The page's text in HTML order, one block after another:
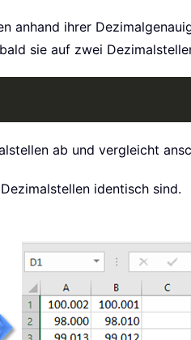
anhand ihrer
sie auf zwei
ab und vergleicht
identisch sind.